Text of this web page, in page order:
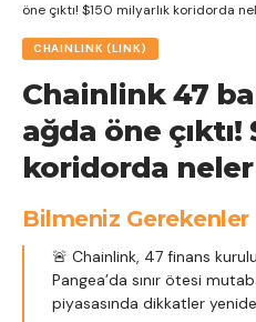
öne çıktı! $150 milyarlık koridorda
CHAINLINK (LINK)
Chainlink 47
ağda öne çıktı!
koridorda
Bilmeniz Gerekenler
🚨 Chainlink, 47 finans
Pangea’da sınır ötesi
piyasasında dikkatler